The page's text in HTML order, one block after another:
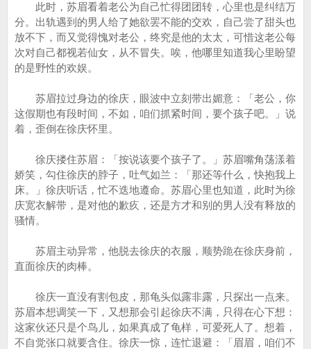
此时，苏眉看着老公为自己忙得团团转，心里也是纠结万
分。出轨遇到的男人给了她欲罢不能的交欢，自己尝了甜头也
放不下，而又觉得愧对老公，终究是他的太太，可惜这老公每
次对自己都视若仙女，从不冒失。唉，他哪里知道我心里盼望
的是野性的欢娱。
苏眉拉过身边的徐庆，眼波中立刻带出媚意：「老公，你
这假期也有段时间，不如，咱们抓紧时间，要个孩子吧。」说
着，歪倒在徐庆怀里。
徐庆搂住苏眉：「按说该要个孩子了。」苏眉嘴角荡漾着
娇笑，勾住徐庆的脖子，吐气如兰：「那还等什么，快抱我上
床。」徐庆听话，忙不迭地遵命。苏眉心里也知道，此时为徐
庆宽衣解带，是对他的歉疚，还是方才和别的男人没有释放的
骚情。
苏眉主动异常，他脱去徐庆的衣服，顺势跪在徐庆身前，
直面徐庆的肉棒。
徐庆一直没有割包皮，那龟头似露非露，只探出一点来。
苏眉本想调笑一下，又想那会引起徐庆不满，只得在心下想：
这家伙还只是个鸟儿，如果真成了龟样，可爱死人了。想着，
不自觉张口就要含住。徐庆一惊，连忙退避：「眉眉，咱们不